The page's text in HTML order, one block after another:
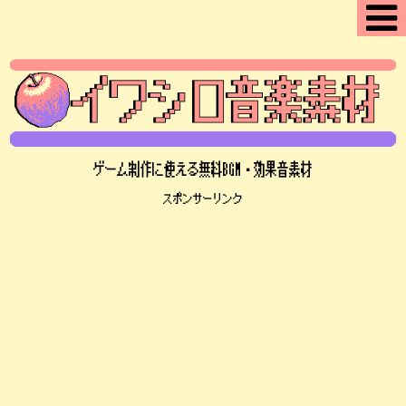
ゲーム制作に使える無料BGM・効果音素材
スポンサーリンク